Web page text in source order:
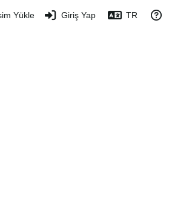
Yükle Giriş Yap TR